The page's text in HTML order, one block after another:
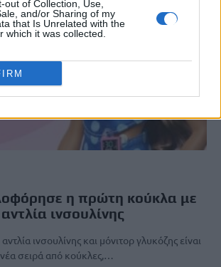
out of Collection, Use,
and/or Sharing of my
that Is Unrelated with the
which it was collected.
η πρώτη κούκλα με
ινσουλίνης
ινσουλίνης και μόνιτορ γλυκόζης είναι
νέα σειρά από κούκλες,…